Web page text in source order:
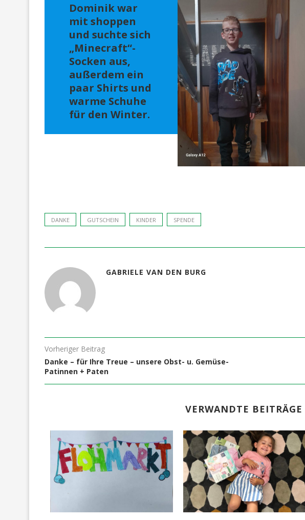
Dominik war
mit shoppen
und suchte sich
„Minecraft“-
Socken aus,
außerdem ein
paar Shirts und
warme Schuhe
für den Winter.
DANKE GUTSCHEIN KINDER SPENDE
GABRIELE VAN DEN BURG
Vorheriger Beitrag
Danke – für Ihre Treue – unsere Obst- u. Gemüse-
Patinnen + Paten
VERWANDTE BEITRÄGE